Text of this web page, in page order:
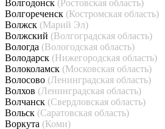
Волгодонск (Ростовская область)
Волгореченск (Костромская область)
Волжск (Марий Эл)
Волжский (Волгоградская область)
Вологда (Вологодская область)
Володарск (Нижегородская область)
Волоколамск (Московская область)
Волосово (Ленинградская область)
Волхов (Ленинградская область)
Волчанск (Свердловская область)
Вольск (Саратовская область)
Воркута (Коми)